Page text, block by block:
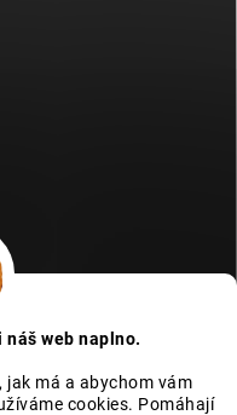
web naplno.
má a abychom vám
cookies. Pomáhají